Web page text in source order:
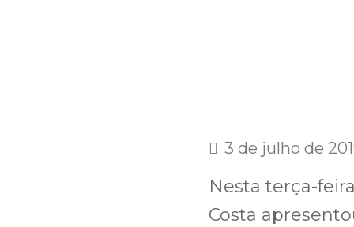
3 de julho de
Nesta terça-
Costa